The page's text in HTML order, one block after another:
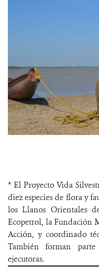
* El Proyecto Vida
diez especies de flora y
los Llanos Orientales
Ecopetrol, la Fundación
Acción, y coordinado
También forman
ejecutoras.